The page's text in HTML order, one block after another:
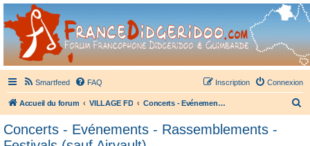
France Didgeridoo
Didgeridoo et Guimbarde sur France Didgeridoo - retrouvez la communauté.
Smartfeed FAQ Connexion
Inscription
Accueil du forum VILLAGE FD Concerts - Evénements - Rassemblements - Festivals (sauf Airvault)
Concerts - Evénements - Rassemblements -